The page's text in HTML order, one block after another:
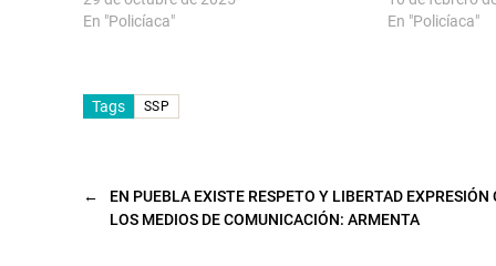
) u
n
t
a
n
v
a
)
En "Policíaca"
En "Policíaca"
Tags SSP
←
EN PUEBLA EXISTE RESPETO Y LIBERTAD EXPRESIÓN
LOS MEDIOS DE COMUNICACIÓN: ARMENTA